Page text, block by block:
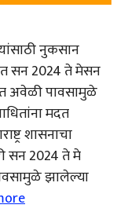
नुकसान
सन 2024 ते मेसन
अवेळी पावसामुळे
मदत
शासनाचा
सन 2024 ते मे
झालेल्या